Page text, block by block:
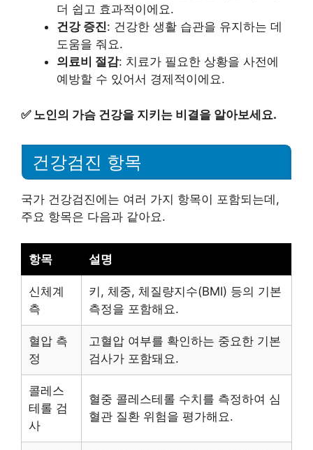
더 쉽고 효과적이에요.
건강 증진: 건강한 생활 습관을 유지하는 데
도움을 줘요.
의료비 절감: 치료가 필요한 상황을 사전에
예방할 수 있어서 경제적이에요.
✅ 노인의 가슴 건강을 지키는 비결을 알아보세요.
건강검진 항목
국가 건강검진에는 여러 가지 항목이 포함되는데,
주요 항목은 다음과 같아요.
항목 설명
신체계
측
키, 체중, 체질량지수(BMI) 등의 기본
측정을 포함해요.
혈압 측
정
고혈압 여부를 확인하는 중요한 기본
검사가 포함돼요.
콜레스
테롤 검
사
혈중 콜레스테롤 수치를 측정하여 심
혈관 질환 위험을 평가해요.